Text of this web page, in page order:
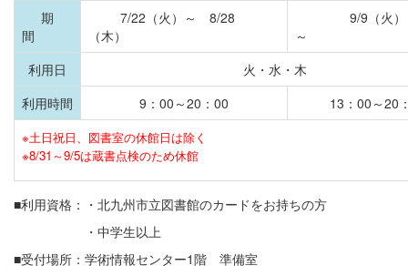
期
間
7/22（火）～ 8/28
（木）
9/9（火）
利用日
火・水・木
利用時間
9：00～20：00 13：00～20
※土日祝日、図書室の休館日は除く
※8/31～9/5は蔵書点検のため休館
■利用資格：・北九州市立図書館のカードをお持ちの方
・中学生以上
■受付場所：学術情報センター1階 準備室